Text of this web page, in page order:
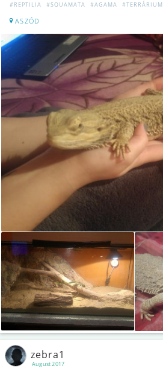
#REPTILIA #SQUAMATA #AGAMA #TERRÁRIUM
ASZÓD
August 2017
zebra1